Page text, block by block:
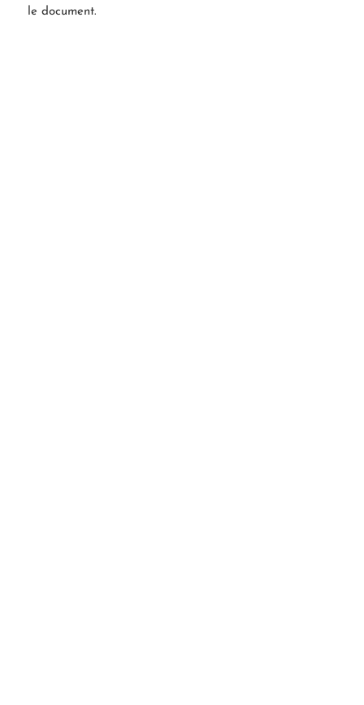
le document.